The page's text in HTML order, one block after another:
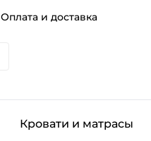
Оплата и доставка
Кровати и матрасы